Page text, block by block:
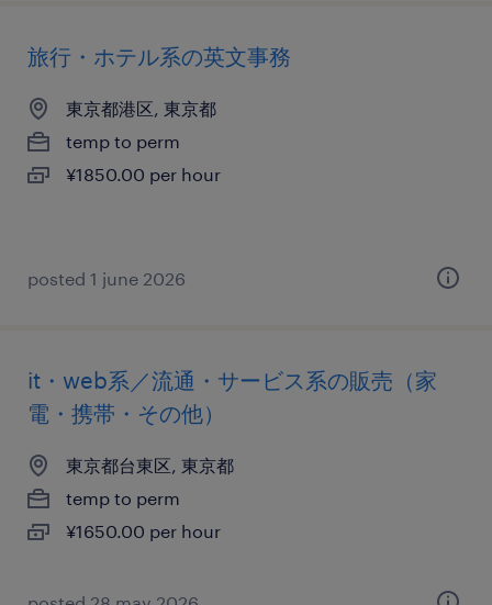
旅行・ホテル系の英文事務
東京都港区, 東京都
temp to perm
¥1850.00 per hour
posted 1 june 2026
it・web系／流通・サービス系の販売（家
電・携帯・その他）
東京都台東区, 東京都
temp to perm
¥1650.00 per hour